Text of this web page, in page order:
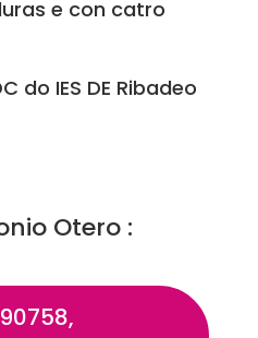
e con catro
do IES DE Ribadeo
Otero :